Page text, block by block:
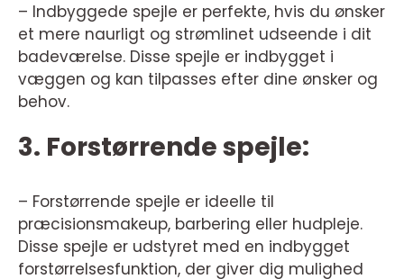
– Indbyggede spejle er perfekte, hvis du ønsker
et mere naurligt og strømlinet udseende i dit
badeværelse. Disse spejle er indbygget i
væggen og kan tilpasses efter dine ønsker og
behov.
3. Forstørrende spejle:
– Forstørrende spejle er ideelle til
præcisionsmakeup, barbering eller hudpleje.
Disse spejle er udstyret med en indbygget
forstørrelsesfunktion, der giver dig mulighed